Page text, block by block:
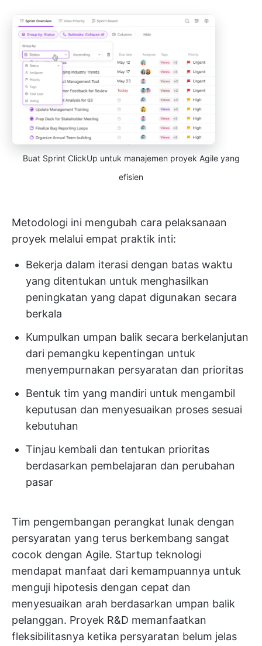
Buat Sprint ClickUp untuk manajemen proyek Agile yang
efisien
Metodologi ini mengubah cara pelaksanaan
proyek melalui empat praktik inti:
Bekerja dalam iterasi dengan batas waktu
yang ditentukan untuk menghasilkan
peningkatan yang dapat digunakan secara
berkala
Kumpulkan umpan balik secara berkelanjutan
dari pemangku kepentingan untuk
menyempurnakan persyaratan dan prioritas
Bentuk tim yang mandiri untuk mengambil
keputusan dan menyesuaikan proses sesuai
kebutuhan
Tinjau kembali dan tentukan prioritas
berdasarkan pembelajaran dan perubahan
pasar
Tim pengembangan perangkat lunak dengan
persyaratan yang terus berkembang sangat
cocok dengan Agile. Startup teknologi
mendapat manfaat dari kemampuannya untuk
menguji hipotesis dengan cepat dan
menyesuaikan arah berdasarkan umpan balik
pelanggan. Proyek R&D memanfaatkan
fleksibilitasnya ketika persyaratan belum jelas